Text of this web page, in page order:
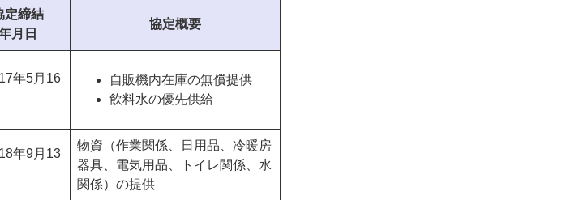
定締結
月日
協定概要
年5月16
自販機内在庫の無償提供
飲料水の優先供給
年9月13
物資（作業関係、日用品、冷暖房
器具、電気用品、トイレ関係、水
関係）の提供